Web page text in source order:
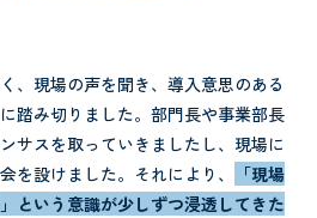
、現場の声を聞き、導入意思のある
踏み切りました。部門長や事業部長
サスを取っていきましたし、現場に
を設けました。それにより、
「現場
という意識が少しずつ浸透してきた